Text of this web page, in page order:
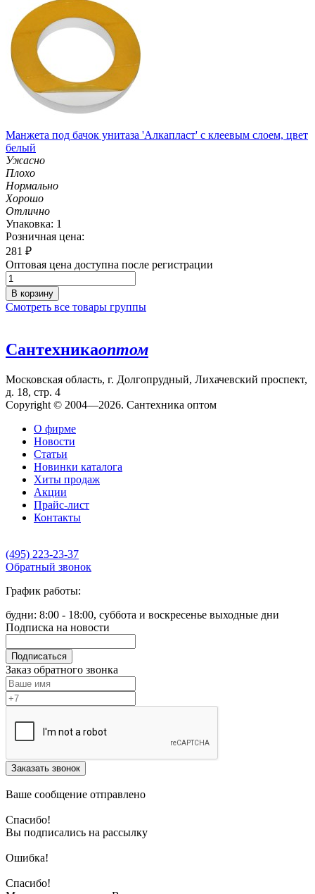
Манжета под бачок унитаза 'Алкапласт' с клеевым слоем, цвет
белый
Ужасно
Плохо
Нормально
Хорошо
Отлично
Упаковка: 1
Розничная цена:
281 ₽
Оптовая цена доступна после регистрации
В корзину
Смотреть все товары группы
Сантехникаоптом
Московская область, г. Долгопрудный, Лихачевский проспект,
д. 18, стр. 4
Copyright © 2004—2026. Сантехника оптом
О фирме
Новости
Статьи
Новинки каталога
Хиты продаж
Акции
Прайс-лист
Контакты
(495) 223-23-37
Обратный звонок
График работы:
будни: 8:00 - 18:00, суббота и воскресенье выходные дни
Подписка на новости
Подписаться
Заказ обратного звонка
Заказать звонок
Ваше сообщение отправлено
Спасибо!
Вы подписались на рассылку
Ошибка!
Спасибо!